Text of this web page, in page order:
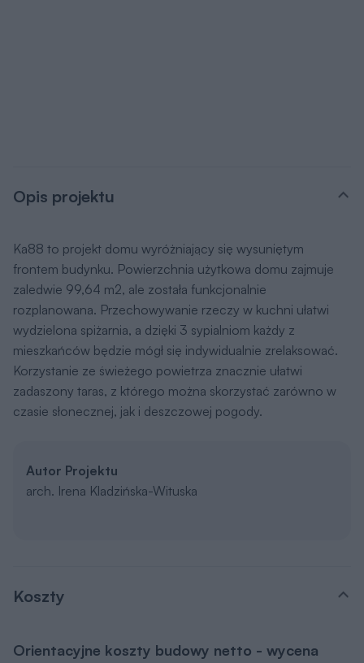
Opis projektu
Ka88 to projekt domu wyróżniający się wysuniętym
frontem budynku. Powierzchnia użytkowa domu zajmuje
zaledwie 99,64 m2, ale została funkcjonalnie
rozplanowana. Przechowywanie rzeczy w kuchni ułatwi
wydzielona spiżarnia, a dzięki 3 sypialniom każdy z
mieszkańców będzie mógł się indywidualnie zrelaksować.
Korzystanie ze świeżego powietrza znacznie ułatwi
zadaszony taras, z którego można skorzystać zarówno w
czasie słonecznej, jak i deszczowej pogody.
Autor Projektu
arch. Irena Kladzińska-Wituska
Koszty
Orientacyjne koszty budowy netto - wycena